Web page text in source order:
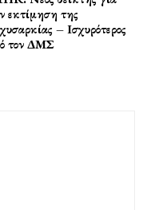
εκτίμηση της
– Ισχυρότερος
τον ΔΜΣ